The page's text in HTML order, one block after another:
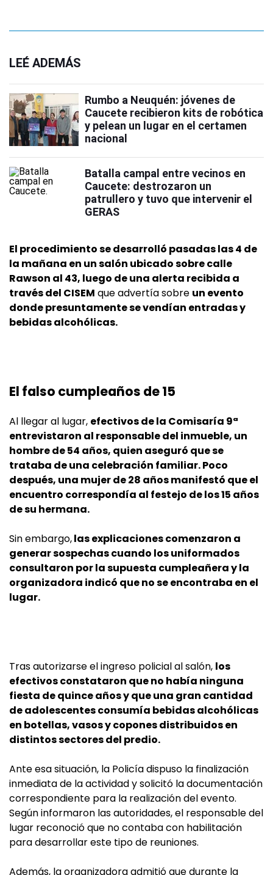
LEÉ ADEMÁS
Rumbo a Neuquén: jóvenes de
Caucete recibieron kits de robótica
y pelean un lugar en el certamen
nacional
Batalla campal entre vecinos en
Caucete: destrozaron un
patrullero y tuvo que intervenir el
GERAS
El procedimiento se desarrolló pasadas las 4 de
la mañana en un salón ubicado sobre calle
Rawson al 43, luego de una alerta recibida a
través del CISEM que advertía sobre un evento
donde presuntamente se vendían entradas y
bebidas alcohólicas.
El falso cumpleaños de 15
Al llegar al lugar, efectivos de la Comisaría 9ª
entrevistaron al responsable del inmueble, un
hombre de 54 años, quien aseguró que se
trataba de una celebración familiar. Poco
después, una mujer de 28 años manifestó que el
encuentro correspondía al festejo de los 15 años
de su hermana.
Sin embargo,las explicaciones comenzaron a
generar sospechas cuando los uniformados
consultaron por la supuesta cumpleañera y la
organizadora indicó que no se encontraba en el
lugar.
Tras autorizarse el ingreso policial al salón, los
efectivos constataron que no había ninguna
fiesta de quince años y que una gran cantidad
de adolescentes consumía bebidas alcohólicas
en botellas, vasos y copones distribuidos en
distintos sectores del predio.
Ante esa situación, la Policía dispuso la finalización
inmediata de la actividad y solicitó la documentación
correspondiente para la realización del evento.
Según informaron las autoridades, el responsable del
lugar reconoció que no contaba con habilitación
para desarrollar este tipo de reuniones.
Además, la organizadora admitió que durante la